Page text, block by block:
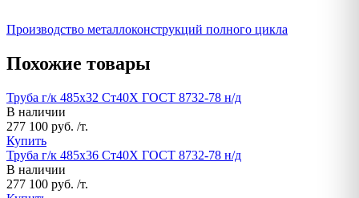
Производство металлоконструкций полного цикла
Похожие товары
Труба г/к 485х32 Ст40Х ГОСТ 8732-78 н/д
В наличии
277 100 руб. /т.
Купить
Труба г/к 485х36 Ст40Х ГОСТ 8732-78 н/д
В наличии
277 100 руб. /т.